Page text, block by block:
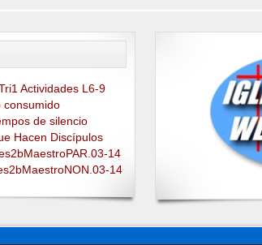
Actividades L6-9
consumido
de silencio
Hacen Discípulos
14
14